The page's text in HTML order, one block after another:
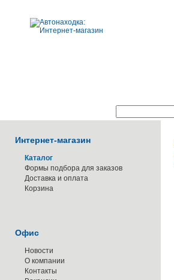
Интернет-магазин
Каталог
Формы подбора для заказов
Доставка и оплата
Корзина
Офис
Новости
О компании
Контакты